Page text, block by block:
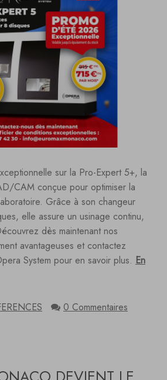
sur la Pro-Expert 5+, la
CAM conçue pour optimiser la
Grâce à son changeur
elle assure un usinage continu,
dès maintenant nos
avantageuses et contactez
System pour en savoir plus. En
0 Commentaires